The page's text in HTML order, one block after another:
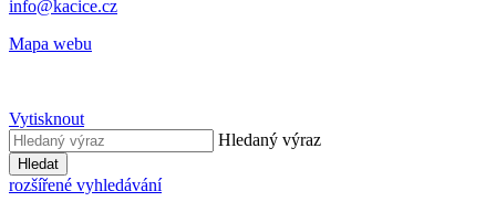
info@kacice.cz
Mapa webu
Vytisknout
Hledaný výraz
Hledat
rozšířené vyhledávání